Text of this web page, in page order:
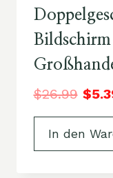
$26.99 $
In den